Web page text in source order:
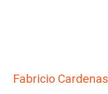
Fabricio Cardenas